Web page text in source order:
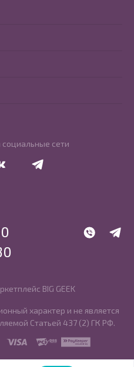
сети
WhatsApp
BIG GEEK
характер и не является
Статьей 437 (2) ГК РФ.
Visa PCI DSS PayKeeper